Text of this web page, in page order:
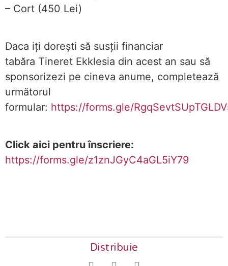
– Cort (450 Lei)
Daca iți dorești să susții financiar
tabăra Tineret Ekklesia din acest an sau să
sponsorizezi pe cineva anume, completează
următorul
formular: https://forms.gle/
Click aici pentru înscriere:
https://forms.gle/z1znJGyC4aGL5iY79
Distribuie